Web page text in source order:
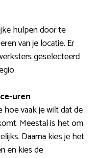
hulpen door te
van je locatie. Er
geselecteerd
uren
hoe vaak je wilt dat de
Meestal is het om
Daarna kies je het
en kies de